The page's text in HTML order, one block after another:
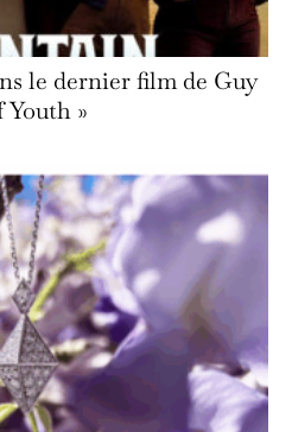
le dernier film de Guy
»